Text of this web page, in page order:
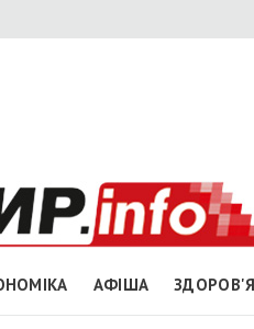
АФІША ЗДОРОВ'Я